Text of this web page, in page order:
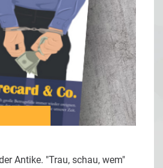
Antike. "Trau, schau, wem"